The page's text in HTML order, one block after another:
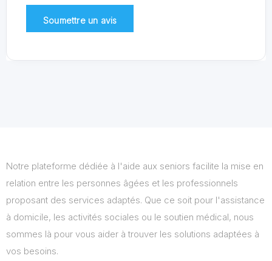
Notre plateforme dédiée à l'aide aux seniors facilite la mise en
relation entre les personnes âgées et les professionnels
proposant des services adaptés. Que ce soit pour l'assistance
à domicile, les activités sociales ou le soutien médical, nous
sommes là pour vous aider à trouver les solutions adaptées à
vos besoins.